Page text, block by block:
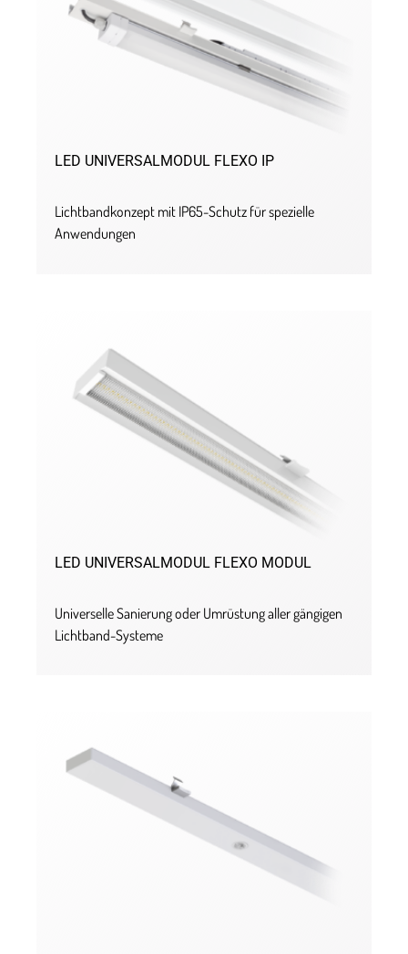
LED UNIVERSALMODUL FLEXO IP
Lichtbandkonzept mit IP65-Schutz für spezielle
Anwendungen
LED UNIVERSALMODUL FLEXO MODUL
Universelle Sanierung oder Umrüstung aller gängigen
Lichtband-Systeme